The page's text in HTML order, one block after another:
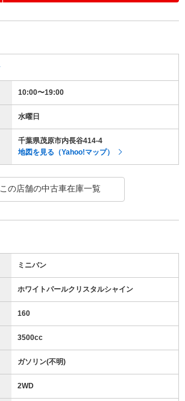
10:00〜19:00
水曜日
千葉県茂原市内長谷414-4
地図を見る（Yahoo!マップ）
この店舗の中古車在庫一覧
ミニバン
ホワイトパールクリスタルシャイン
160
3500cc
ガソリン(不明)
2WD